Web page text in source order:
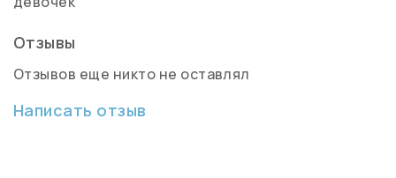
Отзывы
Отзывов еще никто не оставлял
Написать отзыв